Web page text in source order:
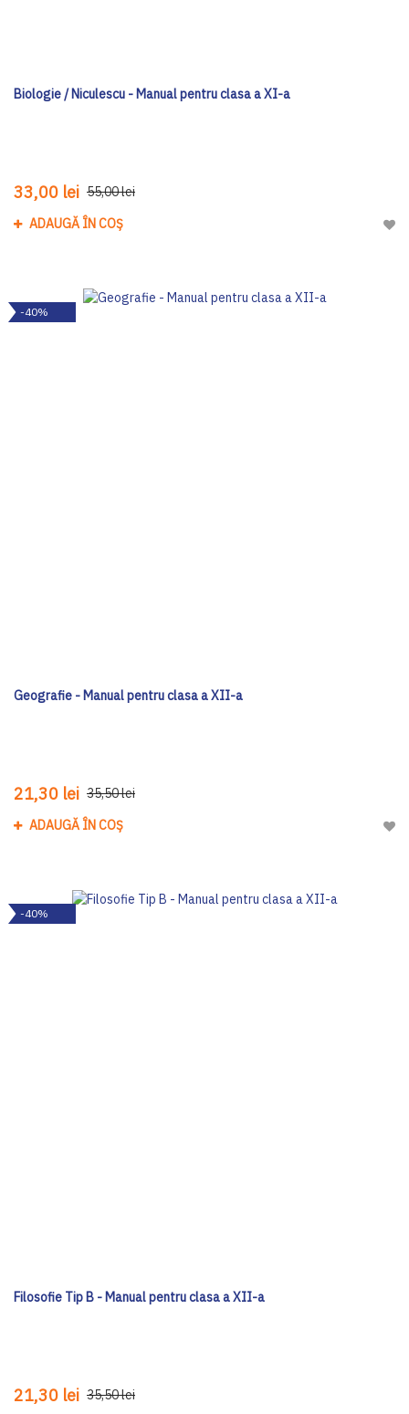
Biologie / Niculescu - Manual pentru clasa a XI-a
33,00 lei 55,00 lei
ADAUGĂ ÎN COȘ
-40%
Geografie - Manual pentru clasa a XII-a
21,30 lei 35,50 lei
ADAUGĂ ÎN COȘ
-40%
Filosofie Tip B - Manual pentru clasa a XII-a
21,30 lei 35,50 lei